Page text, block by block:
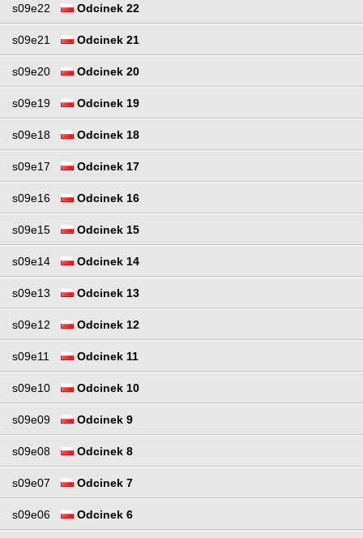
s09e22 Odcinek 22
s09e21 Odcinek 21
s09e20 Odcinek 20
s09e19 Odcinek 19
s09e18 Odcinek 18
s09e17 Odcinek 17
s09e16 Odcinek 16
s09e15 Odcinek 15
s09e14 Odcinek 14
s09e13 Odcinek 13
s09e12 Odcinek 12
s09e11 Odcinek 11
s09e10 Odcinek 10
s09e09 Odcinek 9
s09e08 Odcinek 8
s09e07 Odcinek 7
s09e06 Odcinek 6